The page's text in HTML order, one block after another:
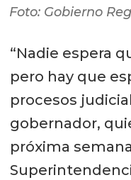
Foto: Gobierno
“Nadie espera
pero hay que
procesos
gobernador,
próxima